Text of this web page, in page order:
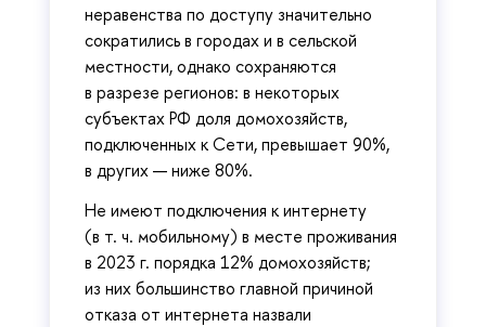
неравенства по доступу значительно
сократились в городах и в сельской
местности, однако сохраняются
в разрезе регионов: в некоторых
субъектах РФ доля домохозяйств,
подключенных к Сети, превышает 90%,
в других — ниже 80%.
Не имеют подключения к интернету
(в т. ч. мобильному) в месте проживания
в 2023 г. порядка 12% домохозяйств;
из них большинство главной причиной
отказа от интернета назвали